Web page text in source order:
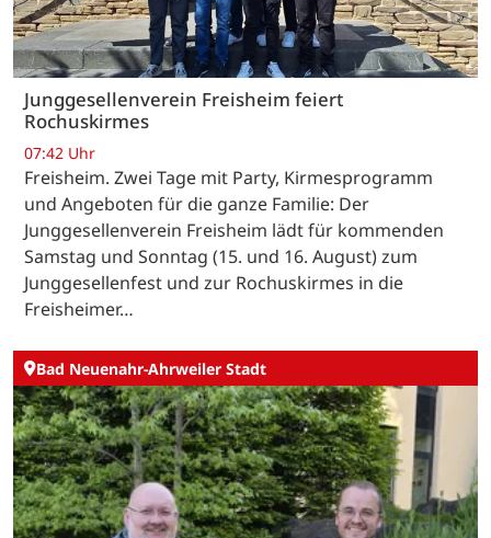
Junggesellenverein Freisheim feiert
Rochuskirmes
07:42 Uhr
Freisheim. Zwei Tage mit Party, Kirmesprogramm
und Angeboten für die ganze Familie: Der
Junggesellenverein Freisheim lädt für kommenden
Samstag und Sonntag (15. und 16. August) zum
Junggesellenfest und zur Rochuskirmes in die
Freisheimer…
Bad Neuenahr-Ahrweiler Stadt